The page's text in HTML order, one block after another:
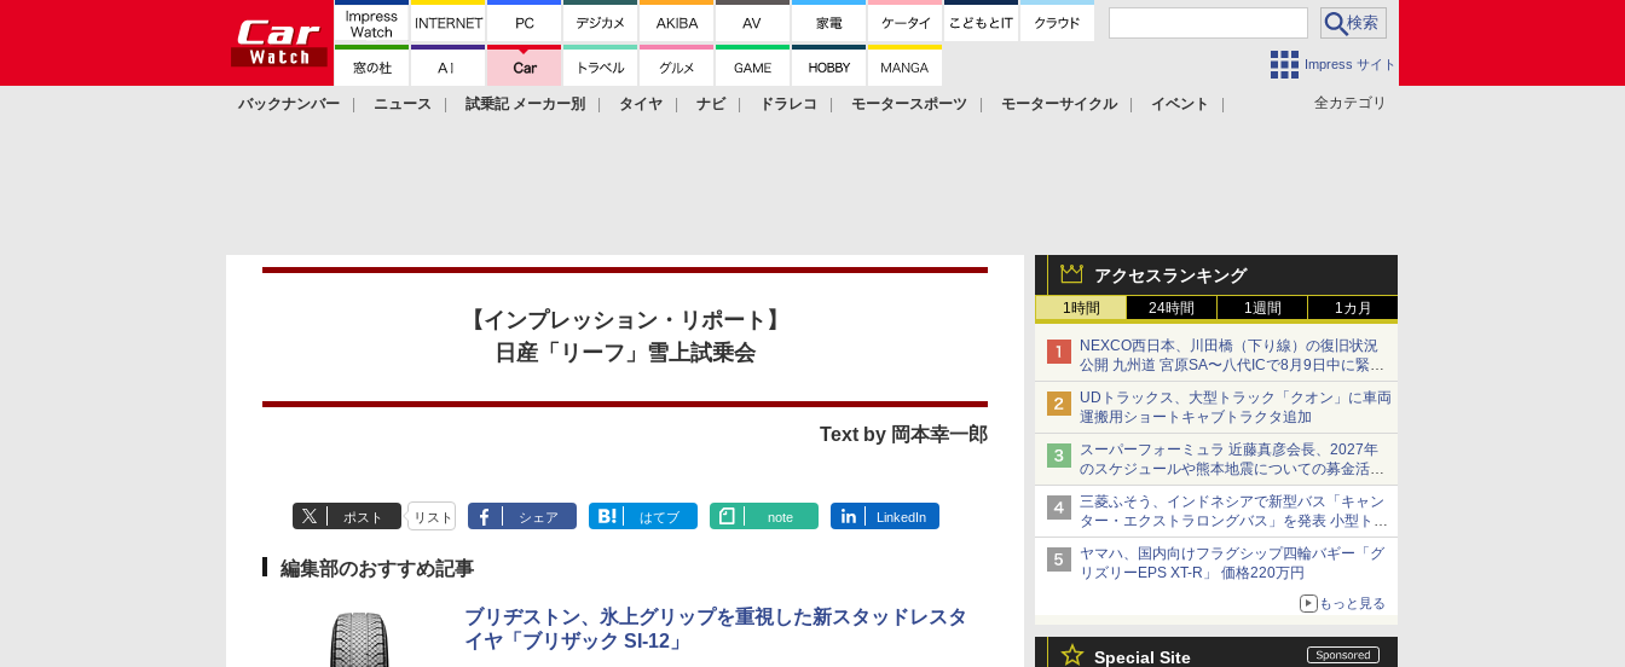
Impress サイト
全カテゴリ
バックナンバー ニュース 試乗記 メーカー別 タイヤ ナビ ドラレコ モータースポーツ モーターサイクル
イベント
アクセスランキング
1時間 24時間 1週間 1カ月
NEXCO西日本、川田橋（下り線）の復旧状況
公開 九州道 宮原SA〜八代ICで8月9日中に緊急
車両を通行可能に
UDトラックス、大型トラック「クオン」に車両
運搬用ショートキャブトラクタ追加
スーパーフォーミュラ 近藤真彦会長、2027年
のスケジュールや熊本地震についての募金活動
を紹介
三菱ふそう、インドネシアで新型バス「キャン
ター・エクストラロングバス」を発表 小型トラ
ックベースの観光・旅客輸送向けバス
ヤマハ、国内向けフラグシップ四輪バギー「グ
リズリーEPS XT-R」 価格220万円
もっと見る
Special Site
【インプレッション・リポート】
日産「リーフ」雪上試乗会
Text by 岡本幸一郎
ポスト リスト シェア はてブ note LinkedIn
編集部のおすすめ記事
ブリヂストン、氷上グリップを重視した新スタッドレスタ
イヤ「ブリザック SI-12」